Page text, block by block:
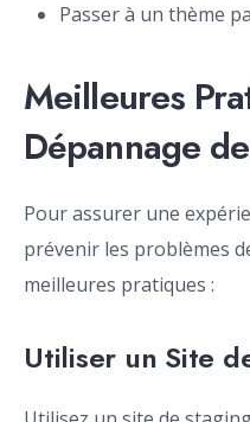
Passer à un thème
Meilleures
Dépannage
Pour assurer une
prévenir les problèmes
meilleures pratiques :
Utiliser un Site